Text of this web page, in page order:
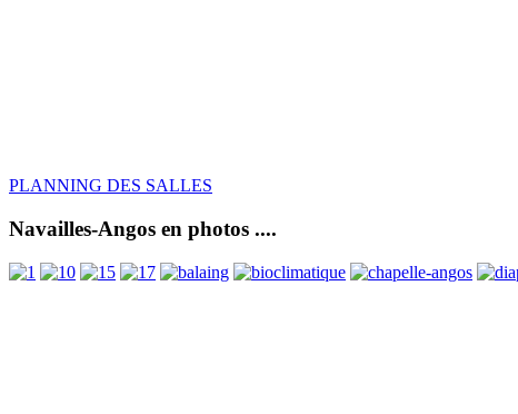
PLANNING DES SALLES
Navailles-Angos en photos ....